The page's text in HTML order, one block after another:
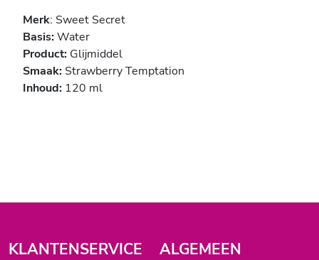
Merk: Sweet Secret
Basis:Water
Product: Glijmiddel
Smaak: Strawberry Temptation
Inhoud: 120 ml
KLANTENSERVICE ALGEMEEN